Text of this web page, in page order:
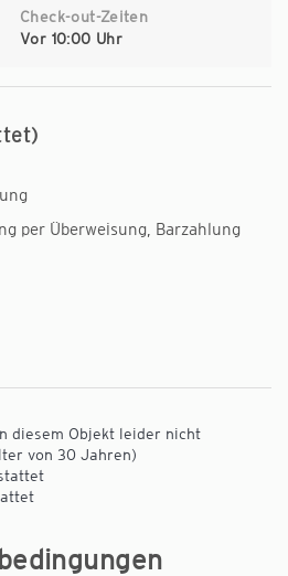
Check-out-Zeiten
Vor 10:00 Uhr
per Überweisung, Barzahlung
diesem Objekt leider nicht
von 30 Jahren)